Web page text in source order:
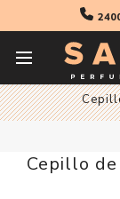
Cepillo